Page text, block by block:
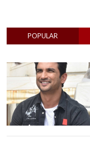
POPULAR